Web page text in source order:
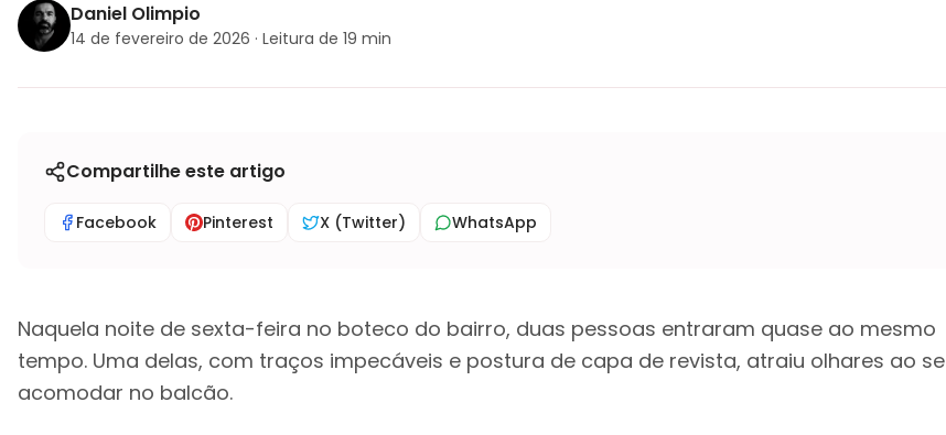
Daniel Olimpio
14 de fevereiro de 2026 · Leitura de 19 min
Compartilhe este artigo
Facebook Pinterest X (Twitter) WhatsApp
Naquela noite de sexta-feira no boteco do bairro, duas pessoas entraram quase ao mesmo
tempo. Uma delas, com traços impecáveis e postura de capa de revista, atraiu olhares ao se
acomodar no balcão.